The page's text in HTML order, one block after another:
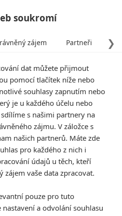
nových
legrací
, 11.05.2017 16:02
soukromí
❯
zájem Partneři
dat můžete přijmout
pomocí tlačítek níže nebo
souhlasy zapnutím nebo
je u každého účelu nebo
s našimi partnery na
zájmu. V záložce s
našich partnerů. Máte zde
pro každého z nich i
údajů u těch, kteří
zájem vaše data zpracovat.
pouze pro tuto
a odvolání souhlasu